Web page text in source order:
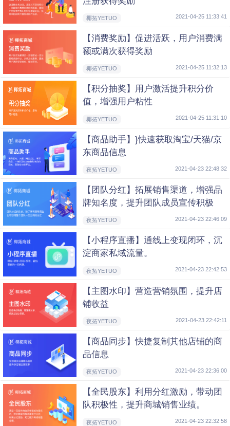
椰拓YETUO 2021-04-25 11:33:41
【消费奖励】促进活跃，用户消费满
额或满次获得奖励
椰拓YETUO 2021-04-25 11:32:13
【积分抽奖】用户激活提升积分价
值，增强用户粘性
椰拓YETUO 2021-04-25 11:31:10
【商品助手】}快速获取淘宝/天猫/京
东商品信息
夜拓YETUO 2021-04-23 22:48:32
【团队分红】拓展销售渠道，增强品
牌知名度，提升团队成员宣传积极
性，打造人气商城。
夜拓YETUO 2021-04-23 22:46:09
【小程序直播】通线上变现闭环，沉
淀商家私域流量。
夜拓YETUO 2021-04-23 22:42:53
【主图水印】营造营销氛围，提升店
铺收益
夜拓YETUO 2021-04-23 22:42:11
【商品同步】快捷复制其他店铺的商
品信息
夜拓YETUO 2021-04-23 22:36:00
【全民股东】利用分红激励，带动团
队积极性，提升商城销售业绩。
夜拓YETUO 2021-04-23 22:32:58